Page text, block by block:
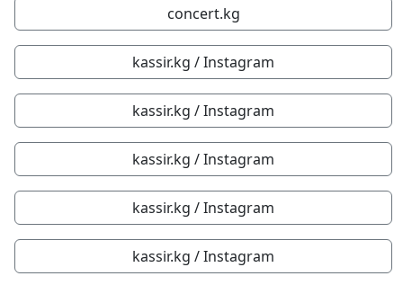
concert.kg
kassir.kg / Instagram
kassir.kg / Instagram
kassir.kg / Instagram
kassir.kg / Instagram
kassir.kg / Instagram